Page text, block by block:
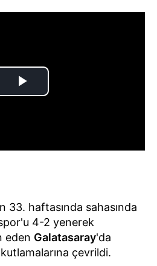
33. haftasında sahasında
4-2 yenerek
eden Galatasaray'da
çevrildi.